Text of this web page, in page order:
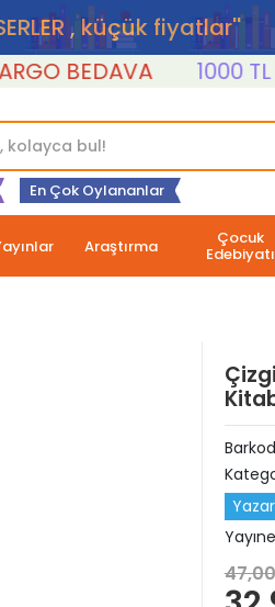
, küçük fiyatlar''
BEDAVA 1000 TL ve
En Çok Oylananlar
Araştırma Çocuk
Edebiyatı